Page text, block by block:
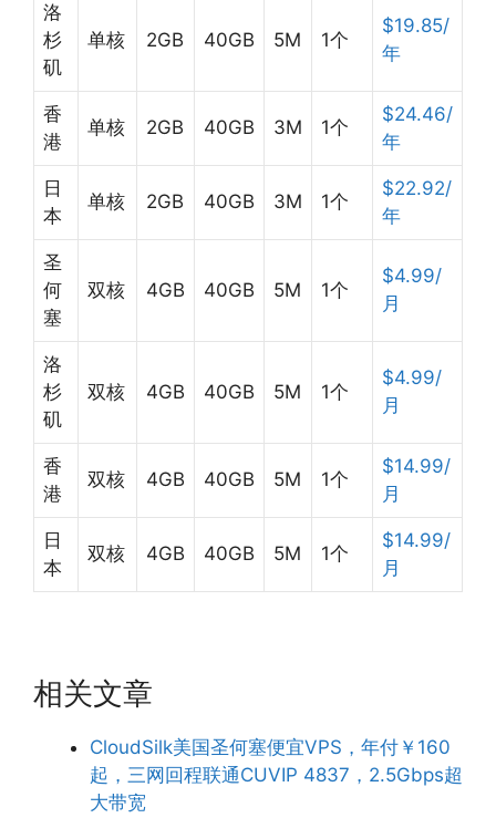
洛
杉
矶
单核 2GB 40GB 5M 1个
$19.85/
年
香
港
单核 2GB 40GB 3M 1个
$24.46/
年
日
本
单核 2GB 40GB 3M 1个
$22.92/
年
圣
何
塞
双核 4GB 40GB 5M 1个
$4.99/
月
洛
杉
矶
双核 4GB 40GB 5M 1个
$4.99/
月
香
港
双核 4GB 40GB 5M 1个
$14.99/
月
日
本
双核 4GB 40GB 5M 1个
$14.99/
月
相关文章
CloudSilk美国圣何塞便宜VPS，年付￥160
起，三网回程联通CUVIP 4837，2.5Gbps超
大带宽